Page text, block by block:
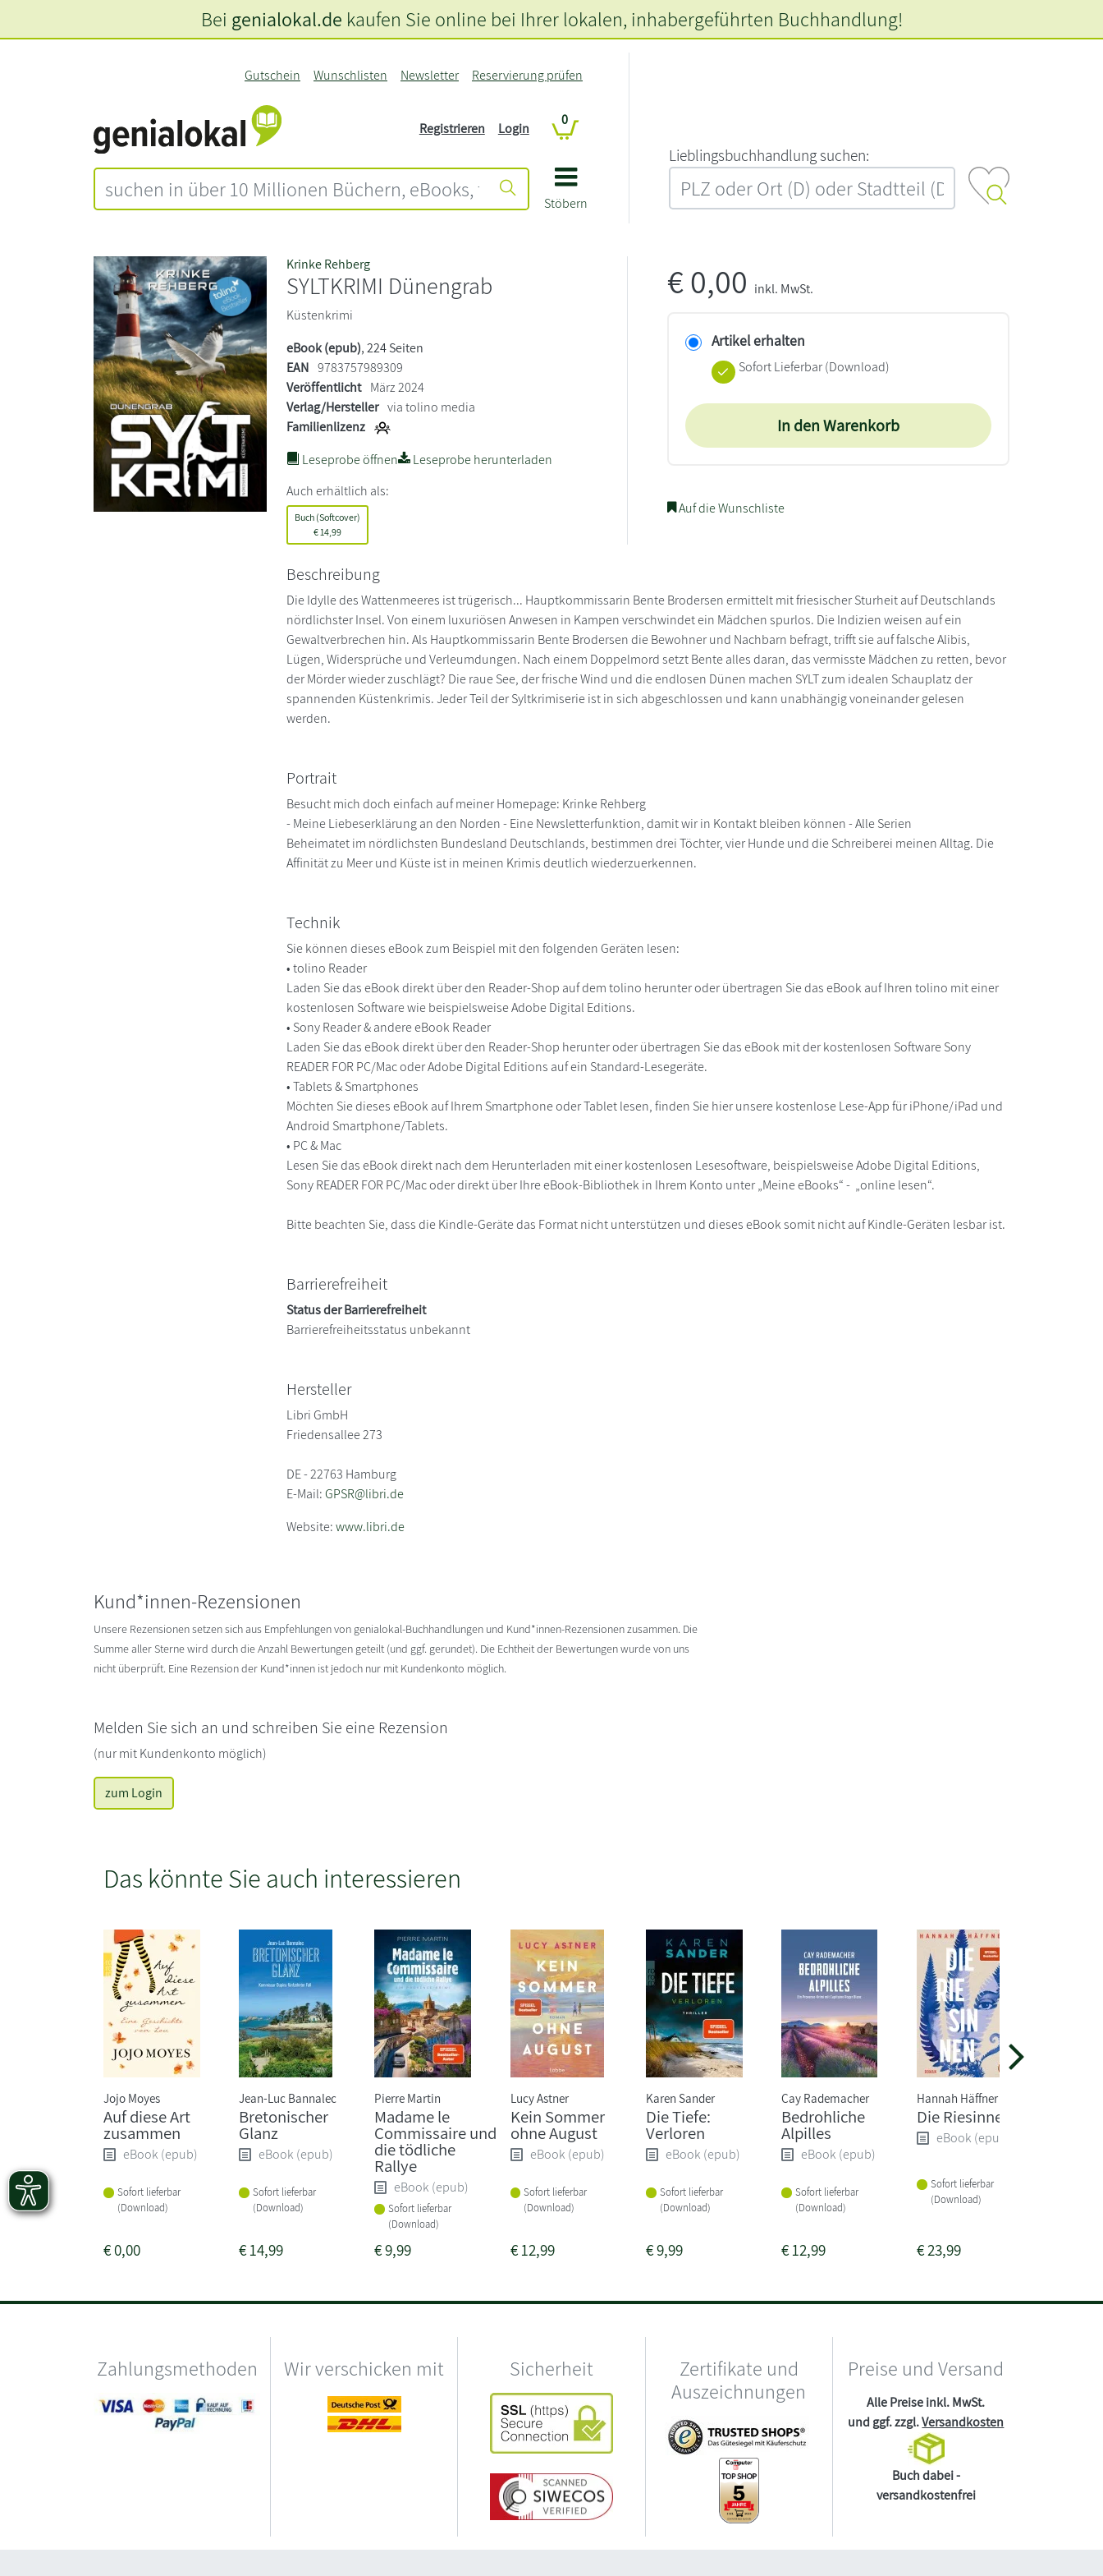
Stöbern
Gutschein Wunschlisten Newsletter Reservierung prüfen
Registrieren Login
0
L‍i‍e‍b‍l‍i‍n‍g‍s‍b‍u‍c‍h‍h‍a‍n‍d‍l‍u‍n‍g‍ ‍s‍u‍c‍h‍e‍n‍:‍
Bei genialokal.de kaufen Sie online bei Ihrer lokalen, inhabergeführten Buchhandlung!
Krinke Rehberg
SYLTKRIMI Dünengrab
Küstenkrimi
eBook (epub), 224 Seiten
EAN 9783757989309
Veröffentlicht März 2024
Verlag/Hersteller via tolino media
Familienlizenz
Leseprobe öffnen
Leseprobe herunterladen
Auch erhältlich als:
Buch (Softcover)
€ 14,99
€0,00 inkl. MwSt.
Artikel erhalten
Sofort Lieferbar (Download)
In den Warenkorb
Auf die Wunschliste
Beschreibung
Die Idylle des Wattenmeeres ist trügerisch... Hauptkommissarin Bente Brodersen ermittelt mit friesischer Sturheit auf Deutschlands
nördlichster Insel. Von einem luxuriösen Anwesen in Kampen verschwindet ein Mädchen spurlos. Die Indizien weisen auf ein
Gewaltverbrechen hin. Als Hauptkommissarin Bente Brodersen die Bewohner und Nachbarn befragt, trifft sie auf falsche Alibis,
Lügen, Widersprüche und Verleumdungen. Nach einem Doppelmord setzt Bente alles daran, das vermisste Mädchen zu retten, bevor
der Mörder wieder zuschlägt? Die raue See, der frische Wind und die endlosen Dünen machen SYLT zum idealen Schauplatz der
spannenden Küstenkrimis. Jeder Teil der Syltkrimiserie ist in sich abgeschlossen und kann unabhängig voneinander gelesen
werden.
Portrait
Besucht mich doch einfach auf meiner Homepage: Krinke Rehberg
- Meine Liebeserklärung an den Norden - Eine Newsletterfunktion, damit wir in Kontakt bleiben können - Alle Serien
Beheimatet im nördlichsten Bundesland Deutschlands, bestimmen drei Töchter, vier Hunde und die Schreiberei meinen Alltag. Die
Affinität zu Meer und Küste ist in meinen Krimis deutlich wiederzuerkennen.
Technik
Sie können dieses eBook zum Beispiel mit den folgenden Geräten lesen:
• tolino Reader
Laden Sie das eBook direkt über den Reader-Shop auf dem tolino herunter oder übertragen Sie das eBook auf Ihren tolino mit einer
kostenlosen Software wie beispielsweise Adobe Digital Editions.
• Sony Reader & andere eBook Reader
Laden Sie das eBook direkt über den Reader-Shop herunter oder übertragen Sie das eBook mit der kostenlosen Software Sony
READER FOR PC/Mac oder Adobe Digital Editions auf ein Standard-Lesegeräte.
• Tablets & Smartphones
Möchten Sie dieses eBook auf Ihrem Smartphone oder Tablet lesen, finden Sie hier unsere kostenlose Lese-App für iPhone/iPad und
Android Smartphone/Tablets.
• PC & Mac
Lesen Sie das eBook direkt nach dem Herunterladen mit einer kostenlosen Lesesoftware, beispielsweise Adobe Digital Editions,
Sony READER FOR PC/Mac oder direkt über Ihre eBook-Bibliothek in Ihrem Konto unter „Meine eBooks“ - „online lesen“.
Bitte beachten Sie, dass die Kindle-Geräte das Format nicht unterstützen und dieses eBook somit nicht auf Kindle-Geräten lesbar ist.
Barrierefreiheit
Status der Barrierefreiheit
Barrierefreiheitsstatus unbekannt
Hersteller
Libri GmbH
Friedensallee 273
DE - 22763 Hamburg
E-Mail:GPSR@libri.de
Website:www.libri.de
Kund*innen-Rezensionen
Unsere Rezensionen setzen sich aus Empfehlungen von genialokal-Buchhandlungen und Kund*innen-Rezensionen zusammen. Die
Summe aller Sterne wird durch die Anzahl Bewertungen geteilt (und ggf. gerundet). Die Echtheit der Bewertungen wurde von uns
nicht überprüft. Eine Rezension der Kund*innen ist jedoch nur mit Kundenkonto möglich.
Melden Sie sich an und schreiben Sie eine Rezension
(nur mit Kundenkonto möglich)
zum Login
Das könnte Sie auch interessieren
Jojo Moyes
Auf diese Art
zusammen
eBook (epub)
Sofort lieferbar
(Download)
€0,00
Jean-Luc Bannalec
Bretonischer
Glanz
eBook (epub)
Sofort lieferbar
(Download)
€14,99
Pierre Martin
Madame le
Commissaire und
die tödliche
Rallye
eBook (epub)
Sofort lieferbar
(Download)
€9,99
Lucy Astner
Kein Sommer
ohne August
eBook (epub)
Sofort lieferbar
(Download)
€12,99
Karen Sander
Die Tiefe:
Verloren
eBook (epub)
Sofort lieferbar
(Download)
€9,99
Cay Rademacher
Bedrohliche
Alpilles
eBook (epub)
Sofort lieferbar
(Download)
€12,99
Hannah Häffner
Die Riesinnen
eBook (epub)
Sofort lieferbar
(Download)
€23,99
Zahlungsmethoden Wir verschicken mit Sicherheit
Zertifikate und
Auszeichnungen
Preise und Versand
Alle Preise inkl. MwSt.
und ggf. zzgl.Versandkosten
Buch dabei -
versandkostenfrei